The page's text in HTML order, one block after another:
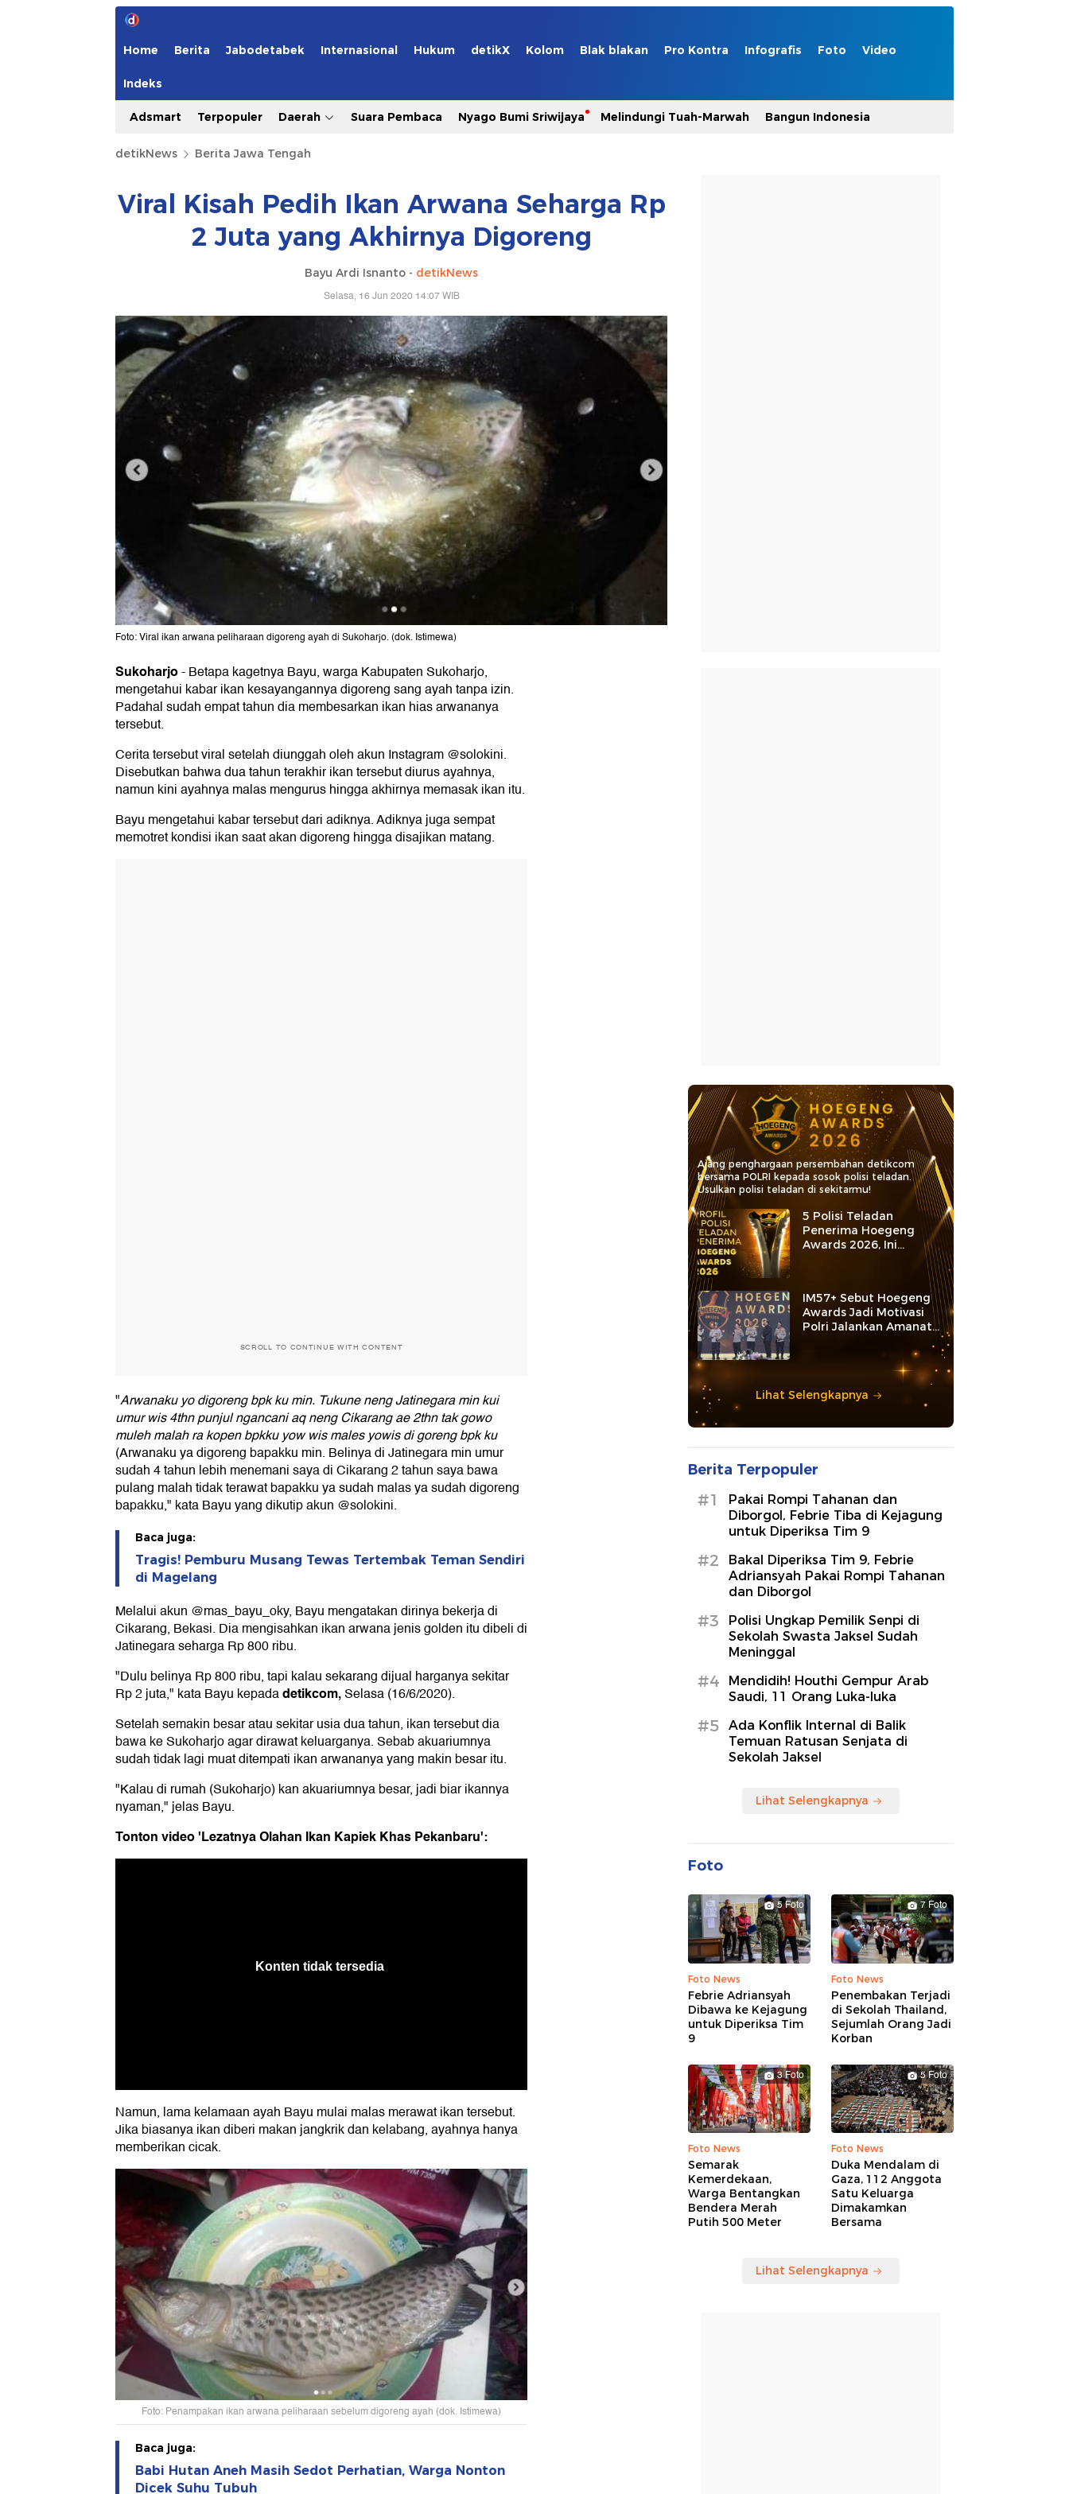
Home Berita Jabodetabek Internasional Hukum detikX Kolom Blak blakan Pro Kontra Infografis Foto Video
Indeks
Adsmart Terpopuler Daerah Suara Pembaca Nyago Bumi Sriwijaya Melindungi Tuah-Marwah Bangun Indonesia
detikNews Berita Jawa Tengah
Viral Kisah Pedih Ikan Arwana Seharga Rp
2 Juta yang Akhirnya Digoreng
Bayu Ardi Isnanto - detikNews
Selasa, 16 Jun 2020 14:07 WIB
Foto: Viral ikan arwana peliharaan digoreng ayah di Sukoharjo. (dok. Istimewa)
Sukoharjo-Betapa kagetnya Bayu, warga Kabupaten Sukoharjo,
mengetahui kabar ikan kesayangannya digoreng sang ayah tanpa izin.
Padahal sudah empat tahun dia membesarkan ikan hias arwananya
tersebut.
Cerita tersebut viral setelah diunggah oleh akun Instagram @solokini.
Disebutkan bahwa dua tahun terakhir ikan tersebut diurus ayahnya,
namun kini ayahnya malas mengurus hingga akhirnya memasak ikan itu.
Bayu mengetahui kabar tersebut dari adiknya. Adiknya juga sempat
memotret kondisi ikan saat akan digoreng hingga disajikan matang.
SCROLL TO CONTINUE WITH CONTENT
"Arwanaku yo digoreng bpk ku min. Tukune neng Jatinegara min kui
umur wis 4thn punjul ngancani aq neng Cikarang ae 2thn tak gowo
muleh malah ra kopen bpkku yow wis males yowis di goreng bpk ku
(Arwanaku ya digoreng bapakku min. Belinya di Jatinegara min umur
sudah 4 tahun lebih menemani saya di Cikarang 2 tahun saya bawa
pulang malah tidak terawat bapakku ya sudah malas ya sudah digoreng
bapakku," kata Bayu yang dikutip akun @solokini.
Baca juga:
Tragis! Pemburu Musang Tewas Tertembak Teman Sendiri
di Magelang
Melalui akun @mas_bayu_oky, Bayu mengatakan dirinya bekerja di
Cikarang, Bekasi. Dia mengisahkan ikan arwana jenis golden itu dibeli di
Jatinegara seharga Rp 800 ribu.
"Dulu belinya Rp 800 ribu, tapi kalau sekarang dijual harganya sekitar
Rp 2 juta," kata Bayu kepadadetikcom,Selasa (16/6/2020).
Setelah semakin besar atau sekitar usia dua tahun, ikan tersebut dia
bawa ke Sukoharjo agar dirawat keluarganya. Sebab akuariumnya
sudah tidak lagi muat ditempati ikan arwananya yang makin besar itu.
"Kalau di rumah (Sukoharjo) kan akuariumnya besar, jadi biar ikannya
nyaman," jelas Bayu.
Tonton video 'Lezatnya Olahan Ikan Kapiek Khas Pekanbaru':
Namun, lama kelamaan ayah Bayu mulai malas merawat ikan tersebut.
Jika biasanya ikan diberi makan jangkrik dan kelabang, ayahnya hanya
memberikan cicak.
Foto: Penampakan ikan arwana peliharaan sebelum digoreng ayah (dok. Istimewa)
Baca juga:
Babi Hutan Aneh Masih Sedot Perhatian, Warga Nonton
Dicek Suhu Tubuh
Ajang penghargaan persembahan detikcom
bersama POLRI kepada sosok polisi teladan.
Usulkan polisi teladan di sekitarmu!
5 Polisi Teladan
Penerima Hoegeng
Awards 2026, Ini
Kategori dan Kiprahnya
IM57+ Sebut Hoegeng
Awards Jadi Motivasi
Polri Jalankan Amanat
Lihat Selengkapnya
Berita Terpopuler
#1
Pakai Rompi Tahanan dan
Diborgol, Febrie Tiba di Kejagung
untuk Diperiksa Tim 9
#2
Bakal Diperiksa Tim 9, Febrie
Adriansyah Pakai Rompi Tahanan
dan Diborgol
#3
Polisi Ungkap Pemilik Senpi di
Sekolah Swasta Jaksel Sudah
Meninggal
#4
Mendidih! Houthi Gempur Arab
Saudi, 11 Orang Luka-luka
#5
Ada Konflik Internal di Balik
Temuan Ratusan Senjata di
Sekolah Jaksel
Lihat Selengkapnya
Foto
5 Foto
Foto News
Febrie Adriansyah
Dibawa ke Kejagung
untuk Diperiksa Tim
9
7 Foto
Foto News
Penembakan Terjadi
di Sekolah Thailand,
Sejumlah Orang Jadi
Korban
3 Foto
Foto News
Semarak
Kemerdekaan,
Warga Bentangkan
Bendera Merah
Putih 500 Meter
5 Foto
Foto News
Duka Mendalam di
Gaza, 112 Anggota
Satu Keluarga
Dimakamkan
Bersama
Lihat Selengkapnya